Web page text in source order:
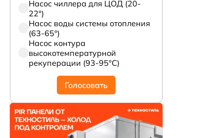
Насос чиллера для ЦОД (20-
22°)
Насос воды системы отопления
(63-65°)
Насос контура
высокотемпературной
рекуперации (93-95°С)
Голосовать